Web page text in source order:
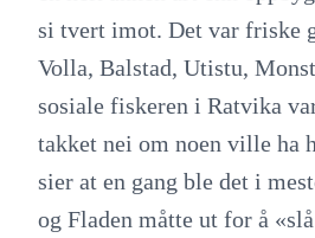
si tvert imot. Det var friske
Volla, Balstad, Utistu,
sosiale fiskeren i Ratvika
takket nei om noen ville ha
sier at en gang ble det i
og Fladen måtte ut for å